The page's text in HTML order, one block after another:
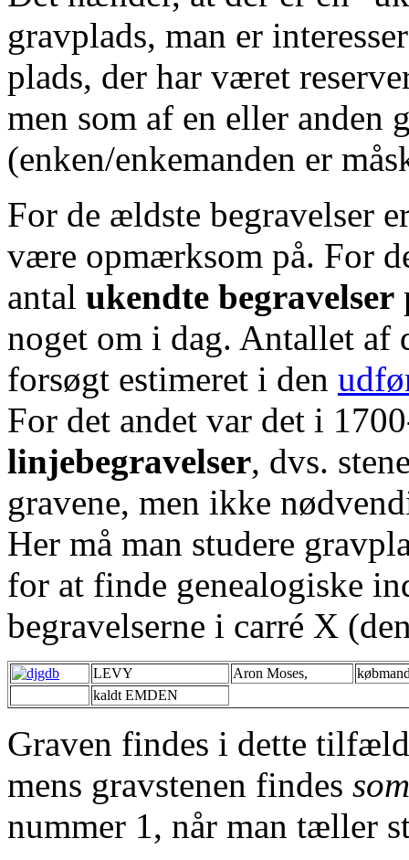
gravplads, man er
plads, der har været
men som af en eller anden
(enken/enkemanden er
For de ældste begravelser
være opmærksom på. For
antal ukendte begravelser
noget om i dag. Antallet af
forsøgt estimeret i den
For det andet var det i
linjebegravelser, dvs.
gravene, men ikke
Her må man studere
for at finde genealogiske
begravelserne i carré X
LEVY Aron Moses,
kaldt EMDEN
Graven findes i dette
mens gravstenen findes
nummer 1, når man tæller